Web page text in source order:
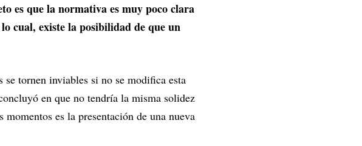
es que la normativa es muy poco clara
cual, existe la posibilidad de que un
tornen inviables si no se modifica esta
en que no tendría la misma solidez
es la presentación de una nueva